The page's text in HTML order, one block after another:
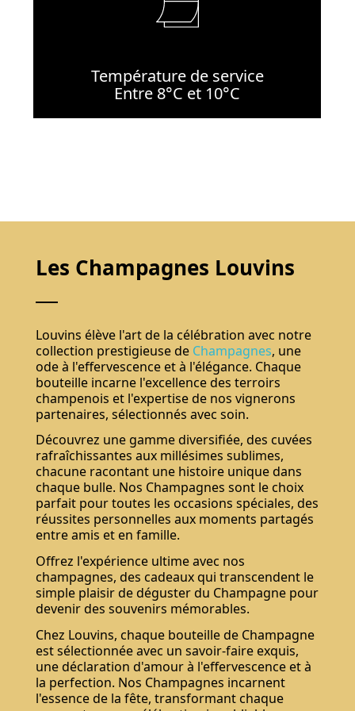
Température de service
Entre 8°C et 10°C
Les Champagnes Louvins
Louvins élève l'art de la célébration avec notre
collection prestigieuse de Champagnes, une
ode à l'effervescence et à l'élégance. Chaque
bouteille incarne l'excellence des terroirs
champenois et l'expertise de nos vignerons
partenaires, sélectionnés avec soin.
Découvrez une gamme diversifiée, des cuvées
rafraîchissantes aux millésimes sublimes,
chacune racontant une histoire unique dans
chaque bulle. Nos Champagnes sont le choix
parfait pour toutes les occasions spéciales, des
réussites personnelles aux moments partagés
entre amis et en famille.
Offrez l'expérience ultime avec nos
champagnes, des cadeaux qui transcendent le
simple plaisir de déguster du Champagne pour
devenir des souvenirs mémorables.
Chez Louvins, chaque bouteille de Champagne
est sélectionnée avec un savoir-faire exquis,
une déclaration d'amour à l'effervescence et à
la perfection. Nos Champagnes incarnent
l'essence de la fête, transformant chaque